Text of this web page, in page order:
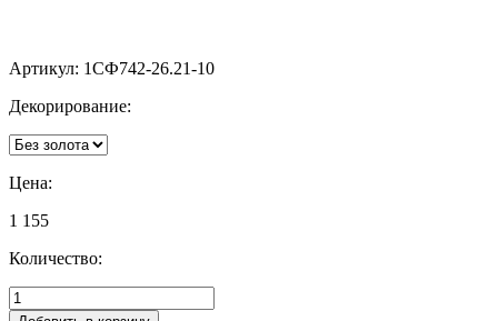
Артикул: 1СФ742-26.21-10
Декорирование:
Цена:
1 155
Количество: